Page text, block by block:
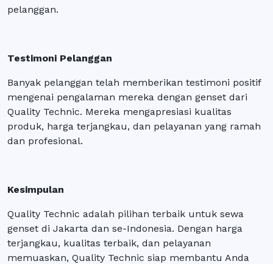
pelanggan.
Testimoni Pelanggan
Banyak pelanggan telah memberikan testimoni positif
mengenai pengalaman mereka dengan genset dari
Quality Technic. Mereka mengapresiasi kualitas
produk, harga terjangkau, dan pelayanan yang ramah
dan profesional.
Kesimpulan
Quality Technic adalah pilihan terbaik untuk sewa
genset di Jakarta dan se-Indonesia. Dengan harga
terjangkau, kualitas terbaik, dan pelayanan
memuaskan, Quality Technic siap membantu Anda